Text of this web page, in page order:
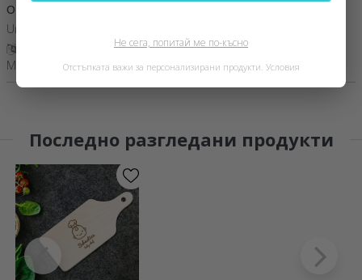
O achizitie inspirata
Un cadou adorabil si amuzant ; recomand !
Maria,
Румъния
Последно разгледани продукти
Не сега, попитай ме по-късно
Отстъпката важи за персонализирани продукти. Условия